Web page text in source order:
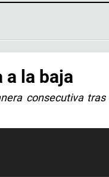
a la baja
consecutiva